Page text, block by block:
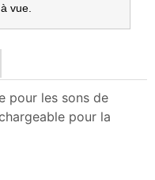
à vue.